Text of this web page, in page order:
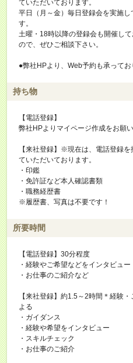
ていただいております。
平日（月～金）毎日登録会を実施し
す。
土曜・18時以降の登録会も開催し
ので、ぜひご相談下さい。
●弊社HPより、Web予約も承ってお
持ち物
【電話登録】
弊社HPよりマイページ作成をお願
【来社登録】※現在は、電話登録を
ていただいております。
・印鑑
・免許証など本人確認書類
・職務経歴書
※履歴書、写真は不要です！
所要時間
【電話登録】30分程度
・経験やご希望などをインタビュー
・お仕事のご紹介など
【来社登録】約1.5～2時間＊経験・
よる
・ガイダンス
・経験や希望をインタビュー
・スキルチェック
・お仕事のご紹介